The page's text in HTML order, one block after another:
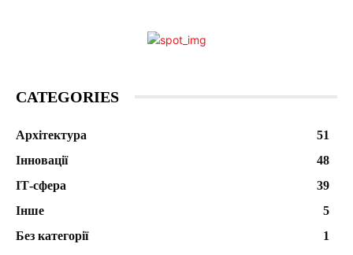
CATEGORIES
Архітектура
51
Інновації
48
ІТ-сфера
39
Інше
5
Без категорії
1